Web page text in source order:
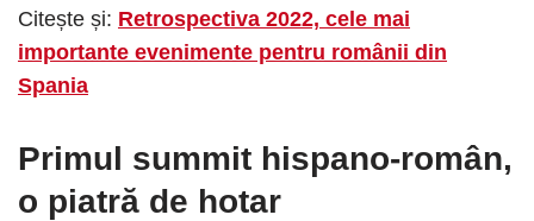
Citește și: Retrospectiva 2022, cele mai
importante evenimente pentru românii din
Spania
Primul summit hispano-român,
o piatră de hotar